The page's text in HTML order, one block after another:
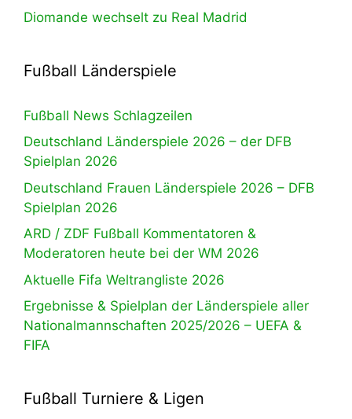
Diomande wechselt zu Real Madrid
Fußball Länderspiele
Fußball News Schlagzeilen
Deutschland Länderspiele 2026 – der DFB
Spielplan 2026
Deutschland Frauen Länderspiele 2026 – DFB
Spielplan 2026
ARD / ZDF Fußball Kommentatoren &
Moderatoren heute bei der WM 2026
Aktuelle Fifa Weltrangliste 2026
Ergebnisse & Spielplan der Länderspiele aller
Nationalmannschaften 2025/2026 – UEFA &
FIFA
Fußball Turniere & Ligen